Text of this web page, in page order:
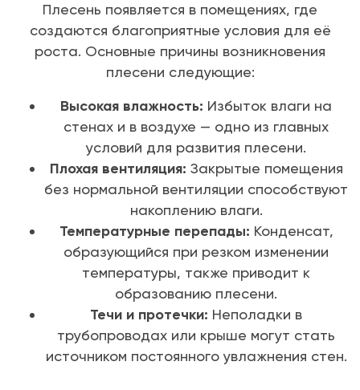
Плесень появляется в помещениях, где
создаются благоприятные условия для её
роста. Основные причины возникновения
плесени следующие:
Высокая влажность: Избыток влаги на
стенах и в воздухе — одно из главных
условий для развития плесени.
Плохая вентиляция: Закрытые помещения
без нормальной вентиляции способствуют
накоплению влаги.
Температурные перепады: Конденсат,
образующийся при резком изменении
температуры, также приводит к
образованию плесени.
Течи и протечки: Неполадки в
трубопроводах или крыше могут стать
источником постоянного увлажнения стен.